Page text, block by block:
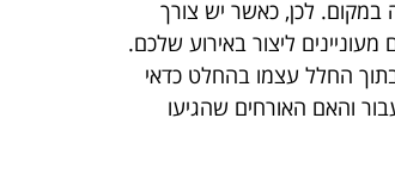
לכן, כאשר יש צורך
ליצור באירוע שלכם.
החלל עצמו בהחלט כדאי
והאם האורחים שהגיעו